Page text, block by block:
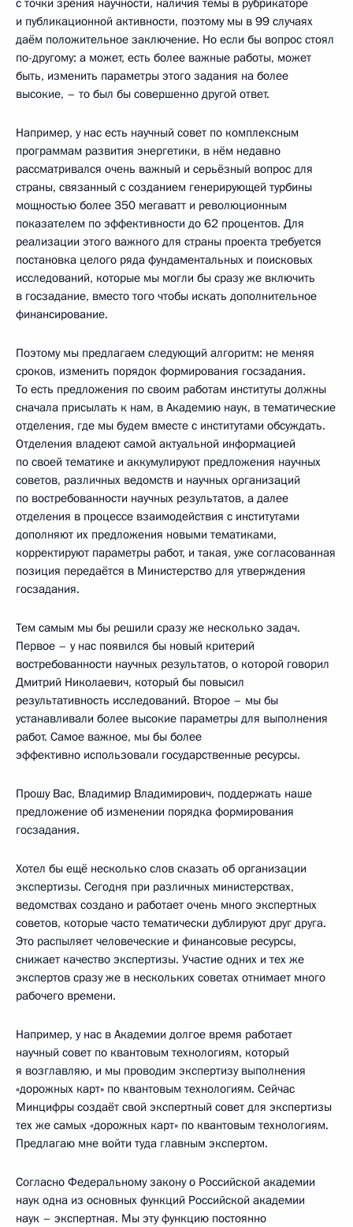
и публикационной активности, поэтому мы в 99 случаях
даём положительное заключение. Но если бы вопрос стоял
по-другому: а может, есть более важные работы, может
быть, изменить параметры этого задания на более
высокие, – то был бы совершенно другой ответ.
Например, у нас есть научный совет по комплексным
программам развития энергетики, в нём недавно
рассматривался очень важный и серьёзный вопрос для
страны, связанный с созданием генерирующей турбины
мощностью более 350 мегаватт и революционным
показателем по эффективности до 62 процентов. Для
реализации этого важного для страны проекта требуется
постановка целого ряда фундаментальных и поисковых
исследований, которые мы могли бы сразу же включить
в госзадание, вместо того чтобы искать дополнительное
финансирование.
Поэтому мы предлагаем следующий алгоритм: не меняя
сроков, изменить порядок формирования госзадания.
То есть предложения по своим работам институты должны
сначала присылать к нам, в Академию наук, в тематические
отделения, где мы будем вместе с институтами обсуждать.
Отделения владеют самой актуальной информацией
по своей тематике и аккумулируют предложения научных
советов, различных ведомств и научных организаций
по востребованности научных результатов, а далее
отделения в процессе взаимодействия с институтами
дополняют их предложения новыми тематиками,
корректируют параметры работ, и такая, уже согласованная
позиция передаётся в Министерство для утверждения
госзадания.
Тем самым мы бы решили сразу же несколько задач.
Первое – у нас появился бы новый критерий
востребованности научных результатов, о которой говорил
Дмитрий Николаевич, который бы повысил
результативность исследований. Второе – мы бы
устанавливали более высокие параметры для выполнения
работ. Самое важное, мы бы более
эффективно использовали государственные ресурсы.
Прошу Вас, Владимир Владимирович, поддержать наше
предложение об изменении порядка формирования
госзадания.
Хотел бы ещё несколько слов сказать об организации
экспертизы. Сегодня при различных министерствах,
ведомствах создано и работает очень много экспертных
советов, которые часто тематически дублируют друг друга.
Это распыляет человеческие и финансовые ресурсы,
снижает качество экспертизы. Участие одних и тех же
экспертов сразу же в нескольких советах отнимает много
рабочего времени.
Например, у нас в Академии долгое время работает
научный совет по квантовым технологиям, который
я возглавляю, и мы проводим экспертизу выполнения
«дорожных карт» по квантовым технологиям. Сейчас
Минцифры создаёт свой экспертный совет для экспертизы
тех же самых «дорожных карт» по квантовым технологиям.
Предлагаю мне войти туда главным экспертом.
Согласно Федеральному закону о Российской академии
наук одна из основных функций Российской академии
наук – экспертная. Мы эту функцию постоянно